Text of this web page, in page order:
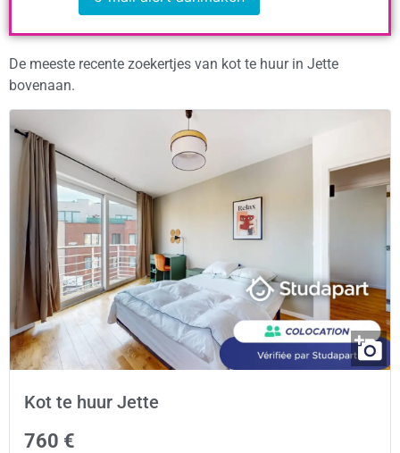
De meeste recente zoekertjes van kot te huur in Jette
bovenaan.
Kot te huur Jette
760 €